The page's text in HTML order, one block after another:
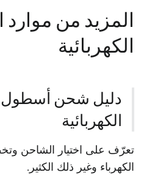
المزيد من موارد
الكهربائية
دليل شحن أسطول
الكهربائية
تعرّف على اختيار الشاحن
الكهرباء وغير ذلك الكثير.